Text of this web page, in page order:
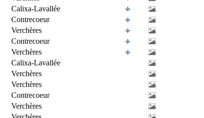
Calixa-Lavallée
Contrecoeur
Verchères
Contrecoeur
Verchères
Calixa-Lavallée
Verchères
Verchères
Contrecoeur
Verchères